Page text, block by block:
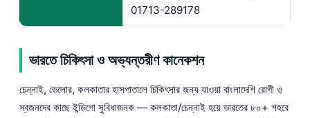
01713-289178
ভারতে চিকিৎসা ও অভ্যন্তরীণ কানেকশন
চেন্নাই, ভেলোর, কলকাতার হাসপাতালে চিকিৎসার জন্য যাওয়া বাংলাদেশি রোগী ও
স্বজনদের কাছে ইন্ডিগো সুবিধাজনক — কলকাতা/চেন্নাই হয়ে ভারতের ৮০+ শহরে